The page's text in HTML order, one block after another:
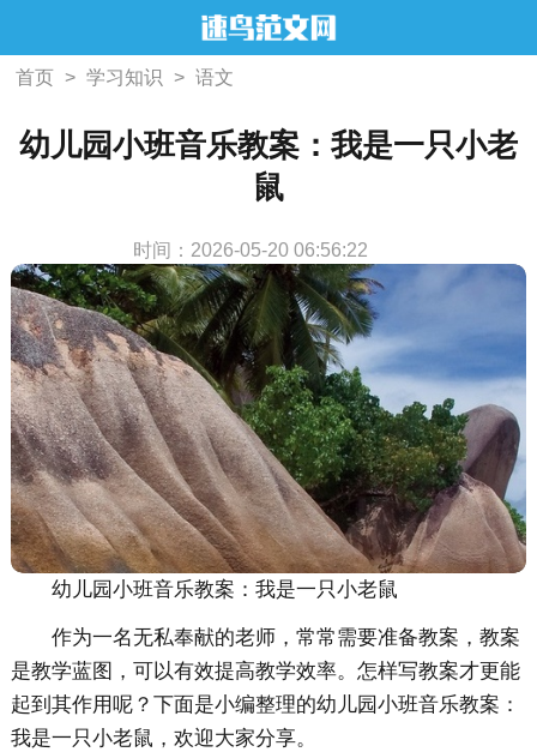
首页 > 学习知识 > 语文
幼儿园小班音乐教案：我是一只小老
鼠
时间：2026-05-20 06:56:22
幼儿园小班音乐教案：我是一只小老鼠
作为一名无私奉献的老师，常常需要准备教案，教案
是教学蓝图，可以有效提高教学效率。怎样写教案才更能
起到其作用呢？下面是小编整理的幼儿园小班音乐教案：
我是一只小老鼠，欢迎大家分享。